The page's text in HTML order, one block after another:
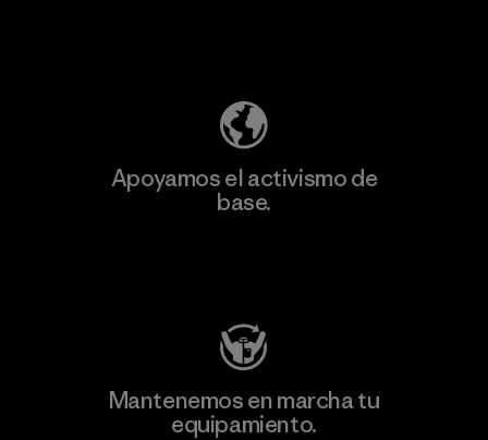
Apoyamos el activismo de
base.
Mantenemos en marcha tu
equipamiento.